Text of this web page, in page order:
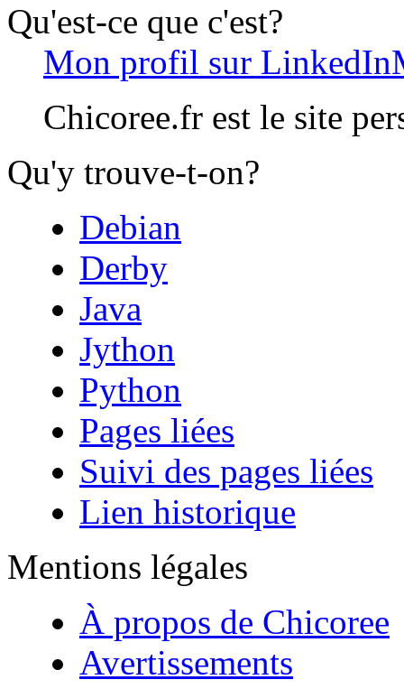
Qu'est-ce que c'est?
Mon profil sur LinkedIn
Chicoree.fr est le site
Qu'y trouve-t-on?
Debian
Derby
Java
Jython
Python
Pages liées
Suivi des pages liées
Lien historique
Mentions légales
À propos de Chicoree
Avertissements